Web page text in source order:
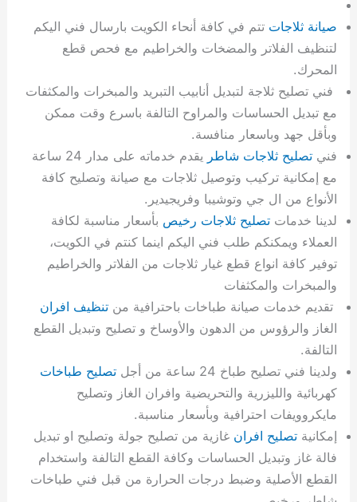
صيانة ثلاجات تتم في كافة أنحاء الكويت بارسال فني اليكم
لتنظيف الفلاتر والمضخات والخراطيم مع فحص قطع
المحرك.
فني تصليح ثلاجة لتبديل أنابيب التبريد والمبخرات والمكثفات
مع تبديل الحساسات والمراوح التالفة باسرع وقت ممكن
وبأقل جهد وباسعار منافسة.
فنيتصليح ثلاجات شاطر
يقدم خدماته على مدار 24 ساعة
مع إمكانية تركيب وتوصيل ثلاجات مع صيانة وتصليح كافة
الأنواع من ال جي وتوشيبا وفريجيدير.
لدينا خدماتتصليح ثلاجات رخيص بأسعار مناسبة لكافة
العملاء ويمكنكم طلب فني اليكم اينما كنتم في الكويت،
توفير كافة انواع قطع غيار ثلاجات من الفلاتر والخراطيم
والمبخرات والمكثفات
تقديم خدمات صيانة طباخات باحترافية منتنظيف افران
الغاز والرؤوس من الدهون والأوساخ و تصليح وتبديل القطع
التالفة.
ولدينا فني تصليح طباخ 24 ساعة من أجل
تصليح طباخات
كهربائية والليزرية والتحريضية وافران الغاز وتصليح
مايكروويفات احترافية وبأسعار مناسبة.
إمكانيةتصليح افران غازية من تصليح جولة وتصليح او تبديل
فالة غاز وتبديل الحساسات وكافة القطع التالفة واستخدام
القطع الأصلية وضبط درجات الحرارة من قبل فني طباخات